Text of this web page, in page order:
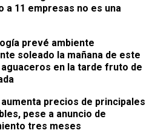
a 11 empresas no es una
prevé ambiente
soleado la mañana de este
en la tarde fruto de
precios de principales
pese a anuncio de
tres meses